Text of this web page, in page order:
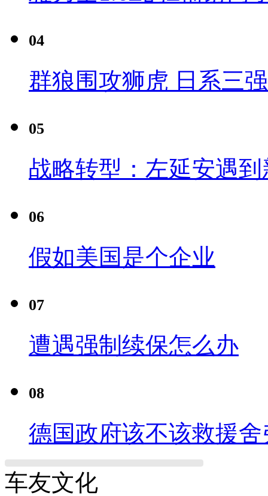
04
群狼围攻狮虎 日系三
05
战略转型：左延安遇
06
假如美国是个企业
07
遭遇强制续保怎么办
08
德国政府该不该救援舍
车友文化